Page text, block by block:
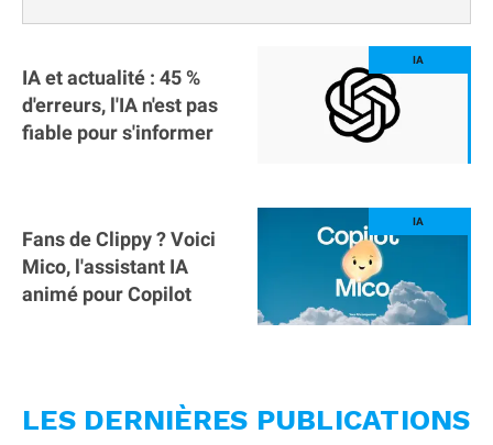
IA et actualité : 45 %
d'erreurs, l'IA n'est pas
fiable pour s'informer
Fans de Clippy ? Voici
Mico, l'assistant IA
animé pour Copilot
LES DERNIÈRES PUBLICATIONS